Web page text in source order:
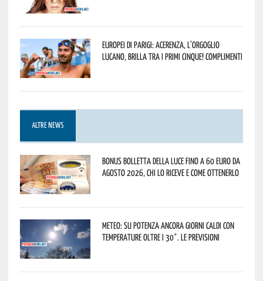
Europei di Parigi: Acerenza, l’orgoglio
lucano, brilla tra i primi cinque! Complimenti
ALTRE NEWS
Bonus bolletta della luce fino a 60 euro da
agosto 2026, chi lo riceve e come ottenerlo
Meteo: su Potenza ancora giorni caldi con
temperature oltre i 30°. Le previsioni